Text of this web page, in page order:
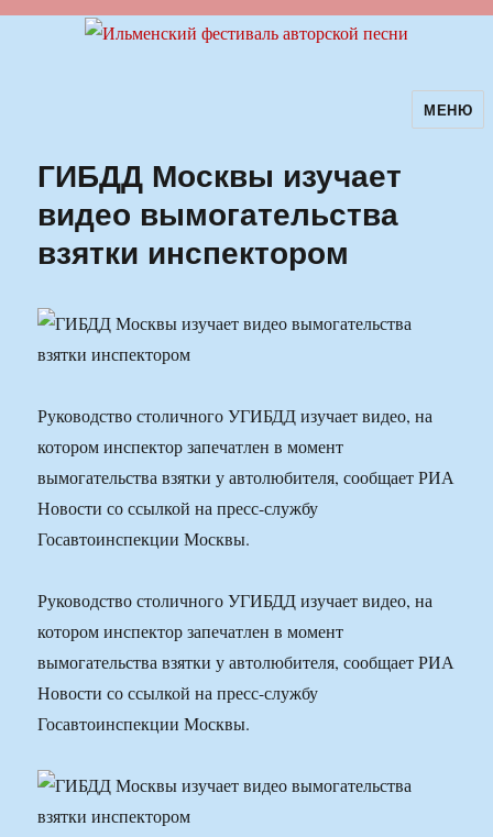
Ильменский фестиваль авторскойМЕНЮ
ГИБДД Москвы изучает
видео вымогательства
взятки инспектором
Руководство столичного УГИБДД изучает видео, на
котором инспектор запечатлен в момент
вымогательства взятки у автолюбителя, сообщает РИА
Новости со ссылкой на пресс-службу
Госавтоинспекции Москвы.
Руководство столичного УГИБДД изучает видео, на
котором инспектор запечатлен в момент
вымогательства взятки у автолюбителя, сообщает РИА
Новости со ссылкой на пресс-службу
Госавтоинспекции Москвы.